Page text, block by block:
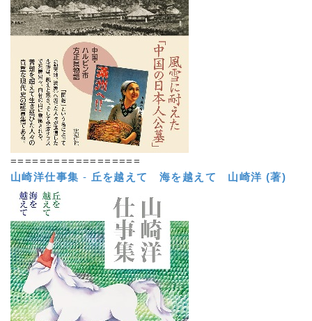
==================
山崎洋仕事集 - 丘を越えて 海を越えて 山崎洋 (著)